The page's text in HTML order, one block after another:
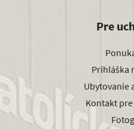
Pre
Prihláška
Ubytovanie
Kontakt